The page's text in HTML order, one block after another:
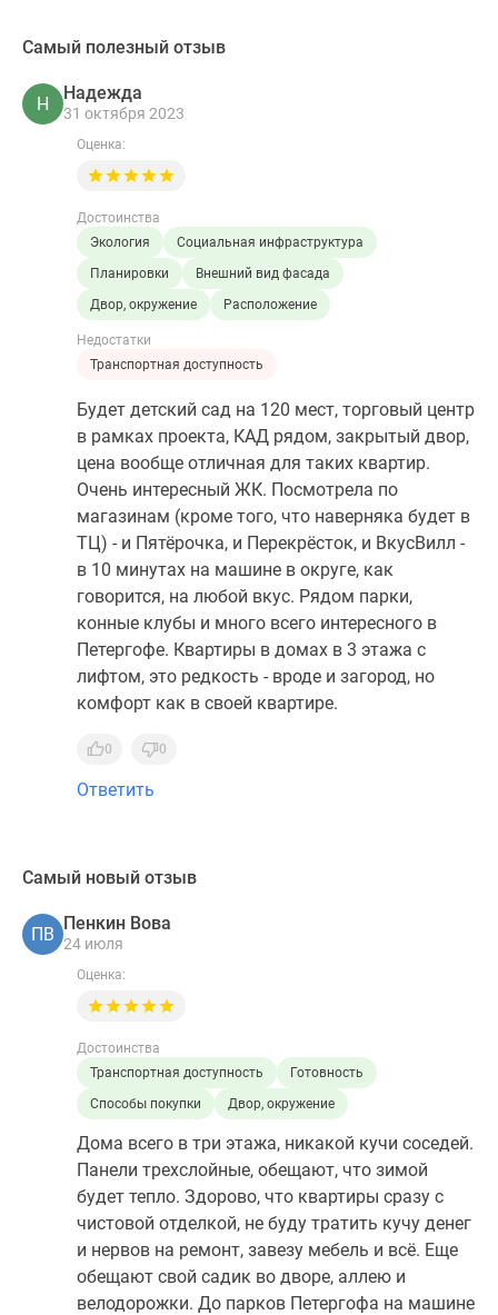
Самый полезный отзыв
Н
Надежда
31 октября 2023
Оценка:
Достоинства
Экология
Социальная инфраструктура
Планировки
Внешний вид фасада
Двор, окружение
Расположение
Недостатки
Транспортная доступность
Будет детский сад на 120 мест, торговый центр
в рамках проекта, КАД рядом, закрытый двор,
цена вообще отличная для таких квартир.
Очень интересный ЖК. Посмотрела по
магазинам (кроме того, что наверняка будет в
ТЦ) - и Пятёрочка, и Перекрёсток, и ВкусВилл -
в 10 минутах на машине в округе, как
говорится, на любой вкус. Рядом парки,
конные клубы и много всего интересного в
Петергофе. Квартиры в домах в 3 этажа с
лифтом, это редкость - вроде и загород, но
комфорт как в своей квартире.
0 0
Ответить
Самый новый отзыв
ПВ
Пенкин Вова
24 июля
Оценка:
Достоинства
Транспортная доступность
Готовность
Способы покупки
Двор, окружение
Дома всего в три этажа, никакой кучи соседей.
Панели трехслойные, обещают, что зимой
будет тепло. Здорово, что квартиры сразу с
чистовой отделкой, не буду тратить кучу денег
и нервов на ремонт, завезу мебель и всё. Еще
обещают свой садик во дворе, аллею и
велодорожки. До парков Петергофа на машине